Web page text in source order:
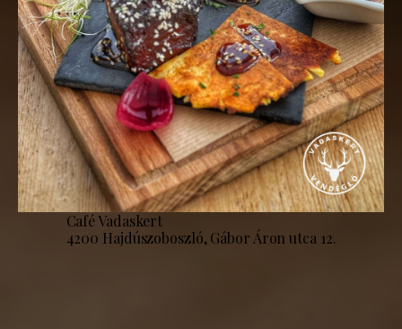
Café Vadaskert
4200 Hajdúszoboszló, Gábor Áron utca 12.